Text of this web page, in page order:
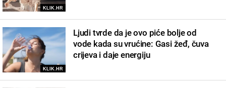
KLIK.HR
KLIK.HR
Ljudi tvrde da je ovo piće bolje od
vode kada su vrućine: Gasi žeđ, čuva
crijeva i daje energiju